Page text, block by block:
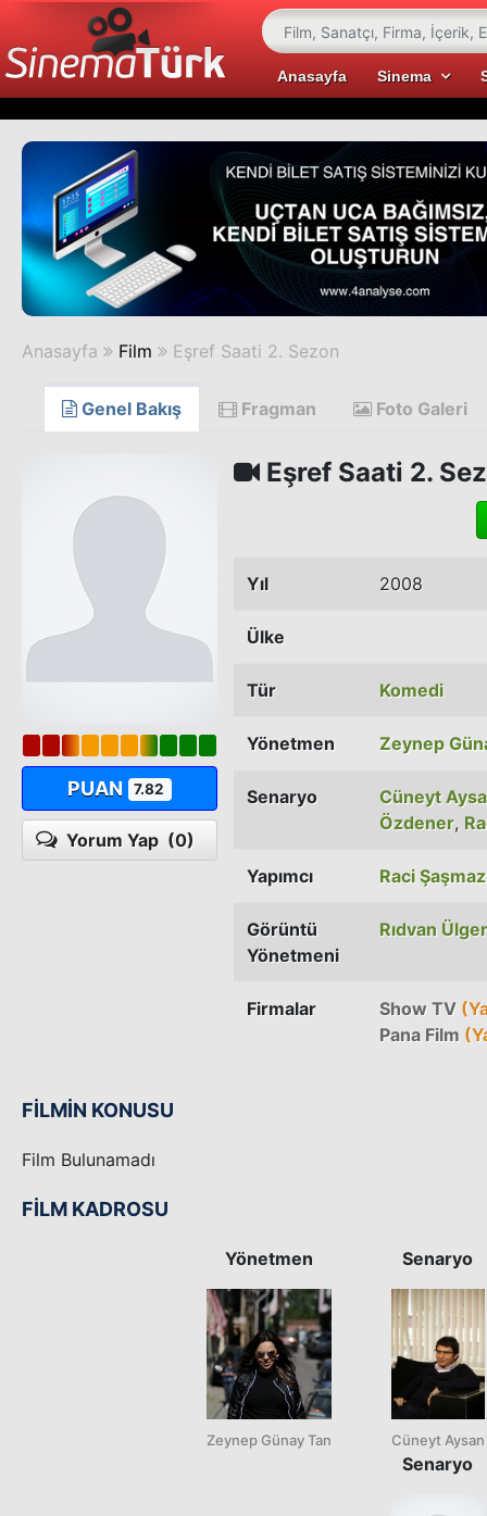
Anasayfa Sinema
Anasayfa Film Eşref Saati 2. Sezon
Genel Bakış Fragman Foto Galeri
PUAN 7.82
Yorum Yap (0)
Eşref Saati 2.
Yıl 2008
Ülke
Tür Komedi
Yönetmen Zeynep
Senaryo
Cüneyt
Özdener,
Yapımcı Raci Şaşmaz
Görüntü
Yönetmeni
Rıdvan
Firmalar Show TV
Pana Film
FİLMİN KONUSU
Film Bulunamadı
FİLM KADROSU
Yönetmen
Zeynep Günay Tan
Senaryo
Cüneyt Aysan
Senaryo